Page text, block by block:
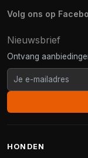
Volg ons op
Nieuwsbrief
Ontvang
HONDEN